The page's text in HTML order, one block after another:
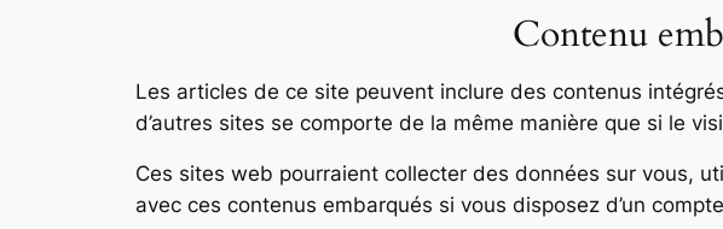
Contenu
Les articles de ce site peuvent inclure des contenus
d’autres sites se comporte de la même manière que si le
Ces sites web pourraient collecter des données sur vous,
avec ces contenus embarqués si vous disposez d’un